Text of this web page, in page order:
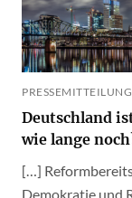
Deutschland
wie lange
[…]
Demokratie und